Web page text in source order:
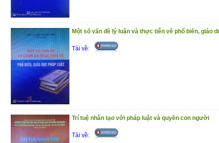
Một số vấn đề lý luận và thực tiễn về phổ biến, giáo
Tải về:
Trí tuệ nhân tạo với pháp luật và quyền con người
Tải về: